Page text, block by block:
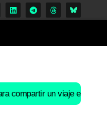
un viaje en coche El río